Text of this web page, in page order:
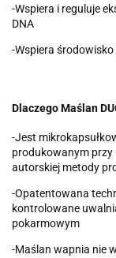
-Wspiera i reguluje
DNA
-Wspiera
Dlaczego Maślan
-Jest
produkowanym przy
autorskiej metody
-Opatentowana
kontrolowane
pokarmowym
-Maślan wapnia nie